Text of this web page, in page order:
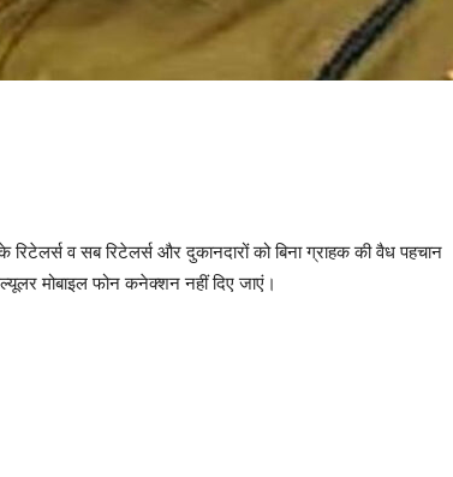
रिटेलर्स व सब रिटेलर्स और दुकानदारों को बिना ग्राहक की वैध पहचान
मोबाइल फोन कनेक्शन नहीं दिए जाएं।